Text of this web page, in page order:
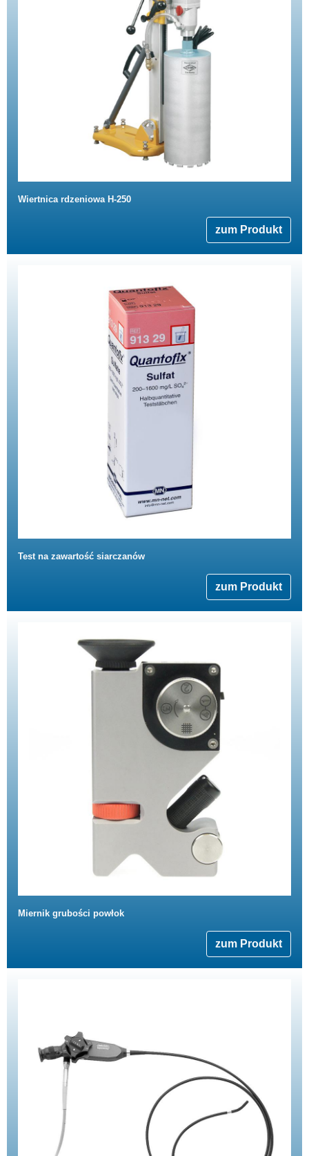
Wiertnica rdzeniowa H-250
zum Produkt
Test na zawartość siarczanów
zum Produkt
Miernik grubości powłok
zum Produkt